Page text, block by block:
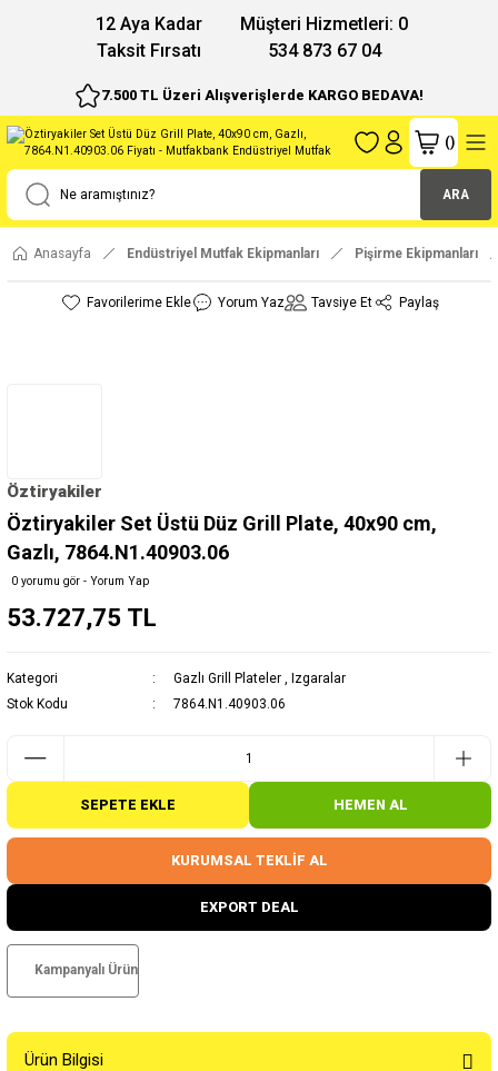
12 Aya Kadar
Taksit Fırsatı
Müşteri Hizmetleri: 0
534 873 67 04
7.500 TL Üzeri Alışverişlerde KARGO BEDAVA!
ARA
()
Anasayfa Endüstriyel Mutfak Ekipmanları Pişirme Ekipmanları
Yorum Yaz Tavsiye Et Paylaş
Öztiryakiler
Öztiryakiler Set Üstü Düz Grill Plate, 40x90 cm,
Gazlı, 7864.N1.40903.06
0 yorumu gör - Yorum Yap
53.727,75 TL
Kategori Gazlı Grill Plateler
Izgaralar
Stok Kodu
7864.N1.40903.06
SEPETE EKLE HEMEN AL
KURUMSAL TEKLİF AL
EXPORT DEAL
Kampanyalı Ürün
Ürün Bilgisi